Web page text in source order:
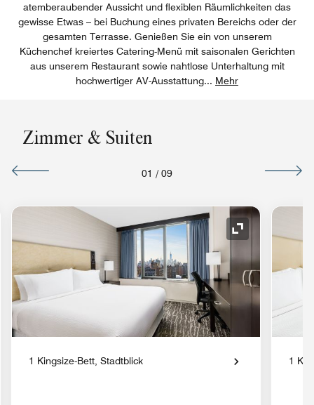
atemberaubender Aussicht und flexiblen Räumlichkeiten das
gewisse Etwas – bei Buchung eines privaten Bereichs oder der
gesamten Terrasse. Genießen Sie ein von unserem
Küchenchef kreiertes Catering-Menü mit saisonalen Gerichten
aus unserem Restaurant sowie nahtlose Unterhaltung mit
hochwertiger AV-Ausstattung... Mehr
Zimmer & Suiten
01 / 09
Symbol
1 Kingsize-Bett, Stadtblick 1